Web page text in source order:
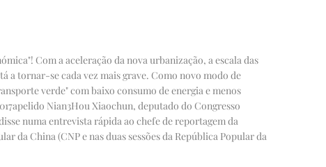
Com a aceleração da nova urbanização, a escala das
a tornar-se cada vez mais grave. Como novo modo de
verde" com baixo consumo de energia e menos
apelido Nian3Hou Xiaochun, deputado do Congresso
numa entrevista rápida ao chefe de reportagem da
da China (CNP e nas duas sessões da República Popular da